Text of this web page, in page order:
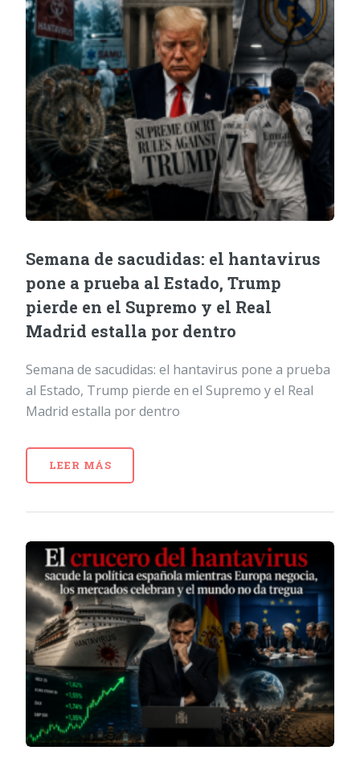
Semana de sacudidas: el hantavirus
pone a prueba al Estado, Trump
pierde en el Supremo y el Real
Madrid estalla por dentro
Semana de sacudidas: el hantavirus pone a prueba
al Estado, Trump pierde en el Supremo y el Real
Madrid estalla por dentro
LEER MÁS